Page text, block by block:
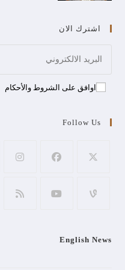
اشترك الان
اوافق على الشروط والأحكام
Follow Us
English News